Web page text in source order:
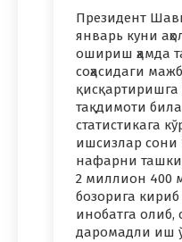
Президент
январь куни
ошириш ҳамда
соҳасидаги
тақдимоти
статистикага
ишсизлар сони
нафарни
2 миллион 400
бозорига
инобатга
даромадли иш